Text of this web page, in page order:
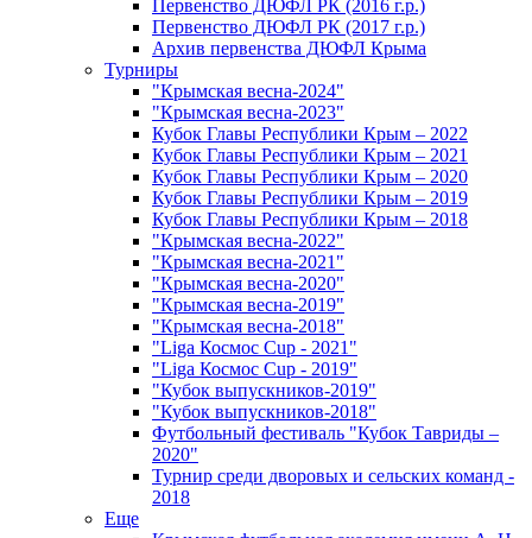
Первенство ДЮФЛ РК (2016 г.р.)
Первенство ДЮФЛ РК (2017 г.р.)
Архив первенства ДЮФЛ Крыма
Турниры
"Крымская весна-2024"
"Крымская весна-2023"
Кубок Главы Республики Крым – 2022
Кубок Главы Республики Крым – 2021
Кубок Главы Республики Крым – 2020
Кубок Главы Республики Крым – 2019
Кубок Главы Республики Крым – 2018
"Крымская весна-2022"
"Крымская весна-2021"
"Крымская весна-2020"
"Крымская весна-2019"
"Крымская весна-2018"
"Liga Космос Cup - 2021"
"Liga Космос Cup - 2019"
"Кубок выпускников-2019"
"Кубок выпускников-2018"
Футбольный фестиваль "Кубок Тавриды –
2020"
Турнир среди дворовых и сельских команд -
2018
Еще